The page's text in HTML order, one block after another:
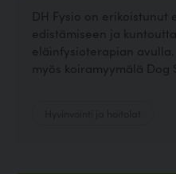
DH Fysio on erikoistunut
edistämiseen ja
eläinfysioterapian
myös koiramyymälä Dog